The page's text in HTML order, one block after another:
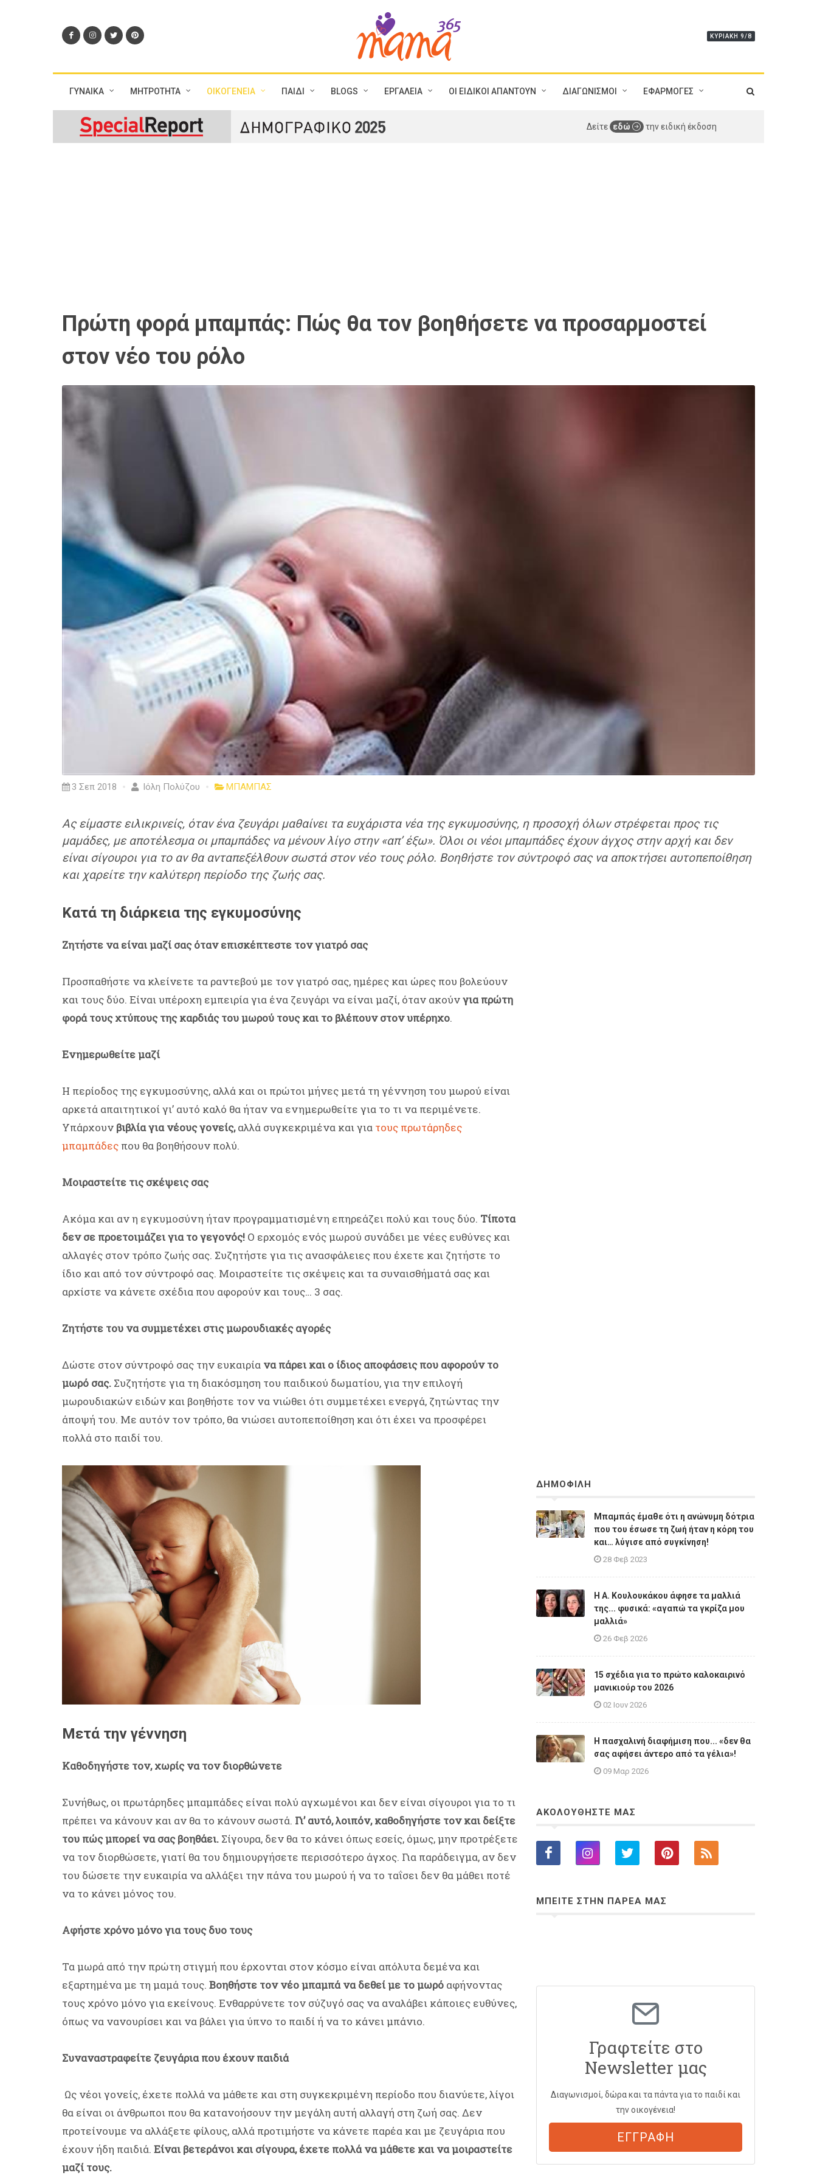
ΚΥΡΙΑΚΉ 9/8
ΓΥΝΑΙΚΑ ΜΗΤΡΟΤΗΤΑ ΟΙΚΟΓΕΝΕΙΑ ΠΑΙΔΙ BLOGS ΕΡΓΑΛΕΙΑ ΟΙ ΕΙΔΙΚΟΙ ΑΠΑΝΤΟΥΝ ΔΙΑΓΩΝΙΣΜΟΙ ΕΦΑΡΜΟΓΕΣ
Δείτε εδώ την ειδική έκδοση
Πρώτη φορά μπαμπάς: Πώς θα τον βοηθήσετε να προσαρμοστεί
στον νέο του ρόλο
3 Σεπ 2018 Ιόλη Πολύζου ΜΠΑΜΠΑΣ
Ας είμαστε ειλικρινείς, όταν ένα ζευγάρι μαθαίνει τα ευχάριστα νέα της εγκυμοσύνης, η προσοχή όλων στρέφεται προς τις
μαμάδες, με αποτέλεσμα οι μπαμπάδες να μένουν λίγο στην «απ’ έξω». Όλοι οι νέοι μπαμπάδες έχουν άγχος στην αρχή και δεν
είναι σίγουροι για το αν θα ανταπεξέλθουν σωστά στον νέο τους ρόλο. Βοηθήστε τον σύντροφό σας να αποκτήσει αυτοπεποίθηση
και χαρείτε την καλύτερη περίοδο της ζωής σας.
Κατά τη διάρκεια της εγκυμοσύνης
Ζητήστε να είναι μαζί σας όταν επισκέπτεστε τον γιατρό σας
Προσπαθήστε να κλείνετε τα ραντεβού με τον γιατρό σας, ημέρες και ώρες που βολεύουν
και τους δύο. Είναι υπέροχη εμπειρία για ένα ζευγάρι να είναι μαζί, όταν ακούνγια πρώτη
φορά τους χτύπους της καρδιάς του μωρού τους και το βλέπουν στον υπέρηχο.
Ενημερωθείτε μαζί
H περίοδος της εγκυμοσύνης, αλλά και οι πρώτοι μήνες μετά τη γέννηση του μωρού είναι
αρκετά απαιτητικοί γι’ αυτό καλό θα ήταν να ενημερωθείτε για το τι να περιμένετε.
Υπάρχουν βιβλία για νέους γονείς,αλλά συγκεκριμένα και για τους πρωτάρηδες
μπαμπάδες που θα βοηθήσουν πολύ.
Μοιραστείτε τις σκέψεις σας
Ακόμα και αν η εγκυμοσύνη ήταν προγραμματισμένη επηρεάζει πολύ και τους δύο. Τίποτα
δεν σε προετοιμάζει για το γεγονός! Ο ερχομός ενός μωρού συνάδει με νέες ευθύνες και
αλλαγές στον τρόπο ζωής σας. Συζητήστε για τις ανασφάλειες που έχετε και ζητήστε το
ίδιο και από τον σύντροφό σας. Μοιραστείτε τις σκέψεις και τα συναισθήματά σας και
αρχίστε να κάνετε σχέδια που αφορούν και τους… 3 σας.
Ζητήστε του να συμμετέχει στις μωρουδιακές αγορές
Δώστε στον σύντροφό σας την ευκαιρία να πάρει και ο ίδιος αποφάσεις που αφορούν το
μωρό σας. Συζητήστε για τη διακόσμηση του παιδικού δωματίου, για την επιλογή
μωρουδιακών ειδών και βοηθήστε τον να νιώθει ότι συμμετέχει ενεργά, ζητώντας την
άποψή του. Με αυτόν τον τρόπο, θα νιώσει αυτοπεποίθηση και ότι έχει να προσφέρει
πολλά στο παιδί του.
Μετά την γέννηση
Καθοδηγήστε τον, χωρίς να τον διορθώνετε
Συνήθως, οι πρωτάρηδες μπαμπάδες είναι πολύ αγχωμένοι και δεν είναι σίγουροι για το τι
πρέπει να κάνουν και αν θα το κάνουν σωστά. Γι’ αυτό, λοιπόν, καθοδηγήστε τον και δείξτε
του πώς μπορεί να σας βοηθάει. Σίγουρα, δεν θα το κάνει όπως εσείς, όμως, μην προτρέξετε
να τον διορθώσετε, γιατί θα του δημιουργήσετε περισσότερο άγχος. Για παράδειγμα, αν δεν
του δώσετε την ευκαιρία να αλλάξει την πάνα του μωρού ή να το ταΐσει δεν θα μάθει ποτέ
να το κάνει μόνος του.
Αφήστε χρόνο μόνο για τους δυο τους
Τα μωρά από την πρώτη στιγμή που έρχονται στον κόσμο είναι απόλυτα δεμένα και
εξαρτημένα με τη μαμά τους. Βοηθήστε τον νέο μπαμπά να δεθεί με το μωρό αφήνοντας
τους χρόνο μόνο για εκείνους. Ενθαρρύνετε τον σύζυγό σας να αναλάβει κάποιες ευθύνες,
όπως να νανουρίσει και να βάλει για ύπνο το παιδί ή να το κάνει μπάνιο.
Συναναστραφείτε ζευγάρια που έχουν παιδιά
Ως νέοι γονείς, έχετε πολλά να μάθετε και στη συγκεκριμένη περίοδο που διανύετε, λίγοι
θα είναι οι άνθρωποι που θα κατανοήσουν την μεγάλη αυτή αλλαγή στη ζωή σας. Δεν
προτείνουμε να αλλάξετε φίλους, αλλά προτιμήστε να κάνετε παρέα και με ζευγάρια που
έχουν ήδη παιδιά. Είναι βετεράνοι και σίγουρα, έχετε πολλά να μάθετε και να μοιραστείτε
μαζί τους.
ΔΗΜΟΦΙΛΗ
Μπαμπάς έμαθε ότι η ανώνυμη δότρια
που του έσωσε τη ζωή ήταν η κόρη του
και… λύγισε από συγκίνηση!
28 Φεβ 2023
Η A. Κουλουκάκου άφησε τα μαλλιά
της... φυσικά: «αγαπώ τα γκρίζα μου
μαλλιά»
26 Φεβ 2026
15 σχέδια για το πρώτο καλοκαιρινό
μανικιούρ του 2026
02 Ιουν 2026
Η πασχαλινή διαφήμιση που... «δεν θα
σας αφήσει άντερο από τα γέλια»!
09 Μαρ 2026
ΑΚΟΛΟΥΘΗΣΤΕ ΜΑΣ
ΜΠΕΙΤΕ ΣΤΗΝ ΠΑΡΕΑ ΜΑΣ
Γραφτείτε στο
Newsletter μας
Διαγωνισμοί, δώρα και τα πάντα για το παιδί και
την οικογένεια!
ΕΓΓΡΑΦΗ